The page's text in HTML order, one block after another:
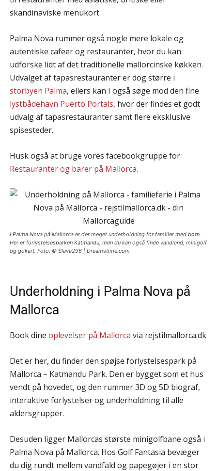
skandinaviske menukort.
Palma Nova rummer også nogle mere lokale og
autentiske cafeer og restauranter, hvor du kan
udforske lidt af det traditionelle mallorcinske køkken.
Udvalget af tapasrestauranter er dog større i
storbyen Palma, ellers kan I også søge mod den fine
lystbådehavn Puerto Portals, hvor der findes et godt
udvalg af tapasrestauranter samt flere eksklusive
spisesteder.
Husk også at bruge vores facebookgruppe for
Restauranter og barer på Mallorca.
I Palma Nova på Mallorca er der meget underholdning for familier med børn.
Her er forlystelsesparken Katmandu, men du kan også finde vandland, minigolf
og gokart. Foto: © Slava296 | Dreamstime.com
Underholdning i Palma Nova på
Mallorca
Book dine oplevelser på Mallorca via rejstilmallorca.dk
Det er her, du finder den spøjse forlystelsespark på
Mallorca – Katmandu Park. Den er bygget som et hus
vendt på hovedet, og den rummer 3D og 5D biograf,
interaktive forlystelser og underholdning til alle
aldersgrupper.
Desuden ligger Mallorcas største minigolfbane også i
Palma Nova på Mallorca. Hos Golf Fantasia bevæger
du dig rundt mellem vandfald og papegøjer i en stor